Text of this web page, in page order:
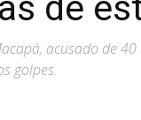
acusado de
golpes.